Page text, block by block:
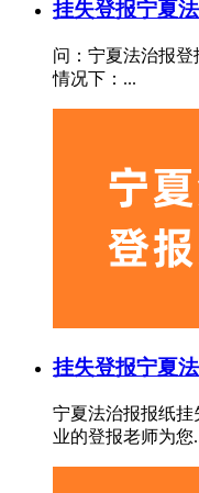
挂失登报宁夏
问：宁夏法治报
情况下：...
挂失登报宁夏
宁夏法治报报纸
业的登报老师为您